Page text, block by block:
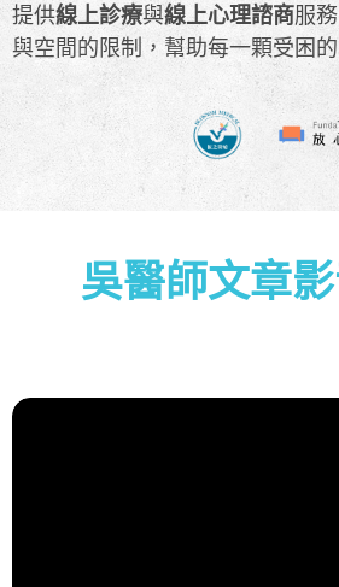
提供線上診療與線上心理諮商服
與空間的限制，幫助每一顆受困
吳醫師文章